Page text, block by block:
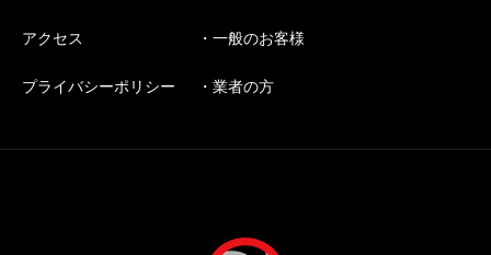
アクセス
プライバシーポリシー
・一般のお客様
・業者の方